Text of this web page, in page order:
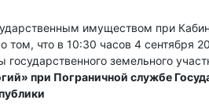
имуществом при
что в 10:30 часов 4 сентября
земельного
при Пограничной службе